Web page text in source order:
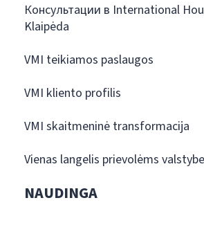
Консультации в International
Klaipėda
VMI teikiamos paslaugos
VMI kliento profilis
VMI skaitmeninė transformacija
Vienas langelis prievolėms
NAUDINGA